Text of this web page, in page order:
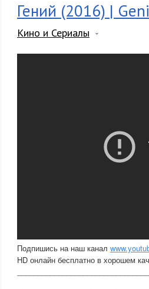
Гений (2016) |
Кино и Сериалы
Подпишись на наш канал
HD онлайн бесплатно в хорошем